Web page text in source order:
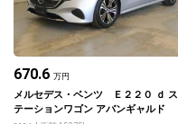
670.6 万円
メルセデス・ベンツ Ｅ２２０ ｄ ス
テーションワゴン アバンギャルド